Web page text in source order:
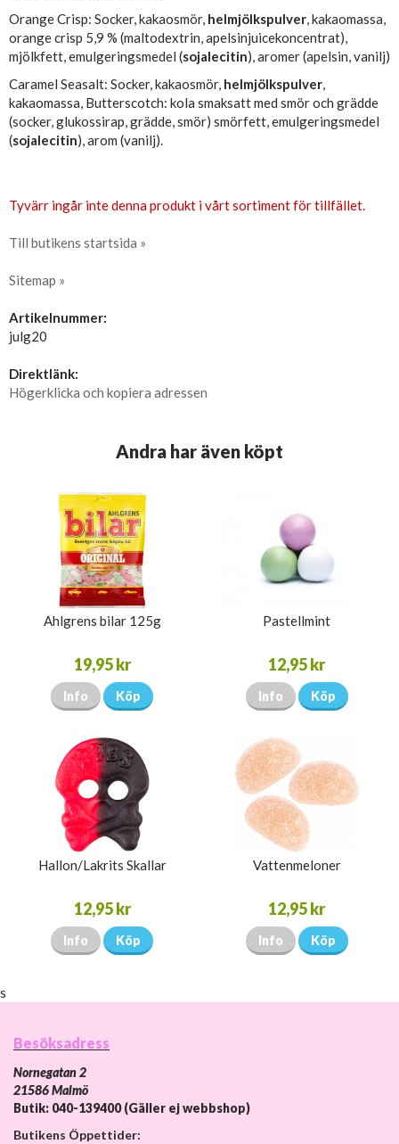
Orange Crisp: Socker, kakaosmör, helmjölkspulver, kakaomassa,
orange crisp 5,9 % (maltodextrin, apelsinjuicekoncentrat),
mjölkfett, emulgeringsmedel (sojalecitin), aromer (apelsin, vanilj)
Caramel Seasalt: Socker, kakaosmör, helmjölkspulver,
kakaomassa, Butterscotch: kola smaksatt med smör och grädde
(socker, glukossirap, grädde, smör) smörfett, emulgeringsmedel
(sojalecitin), arom (vanilj).
Tyvärr ingår inte denna produkt i vårt sortiment för tillfället.
Till butikens startsida »
Sitemap »
Artikelnummer:
julg20
Direktlänk:
Högerklicka och kopiera adressen
Andra har även köpt
Ahlgrens bilar 125g
19,95 kr
Info Köp
Pastellmint
12,95 kr
Info Köp
Hallon/Lakrits Skallar
12,95 kr
Info Köp
Vattenmeloner
12,95 kr
Info Köp
s
Besöksadress
Nornegatan 2
21586 Malmö
Butik: 040-139400 (Gäller ej webbshop)
Butikens Öppettider: